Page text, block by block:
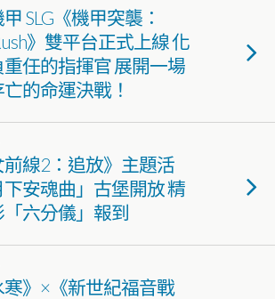
SLG《機甲突襲：
》雙平台正式上線 化
任的指揮官 展開一場
的命運決戰！
前線2：追放》主題活
安魂曲」古堡開放 精
六分儀」報到
寒》×《新世紀福音戰